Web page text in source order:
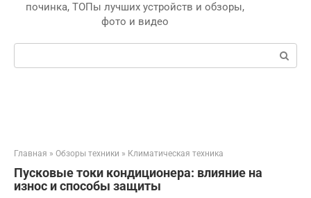
починка, ТОПы лучших устройств и обзоры,
фото и видео
Поиск:
Главная » Обзоры техники » Климатическая техника
Пусковые токи кондиционера: влияние на
износ и способы защиты